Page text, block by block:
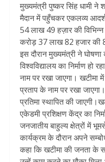
मुख्यमंत्री पुष्कर सिंह धामी ने
मैदान में पहुँचकर एकलव्य
54 लाख 49 हज़ार की
करोड़ 37 लाख 82 हजार की
इस दौरान मुख्यमंत्री ने
विश्वविद्यालय का निर्माण हो
नाम पर रखा जाएगा। खटीमा
प्रताप के नाम पर रखा
प्रतिमा स्थापित की
एकेडमी प्रशिक्षण केंद्र का
जनजातीय बाहुल्य क्षेत्रों में
कार्यक्रम के दौरान अपने
कहा कि खटीमा की जनता